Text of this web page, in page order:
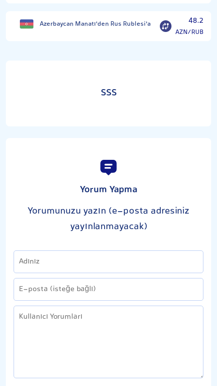
Azerbaycan Manatı'den Rus Rublesi'a 48.2
AZN/RUB
SSS
Yorum Yapma
Yorumunuzu yazın (e-posta adresiniz
yayınlanmayacak)